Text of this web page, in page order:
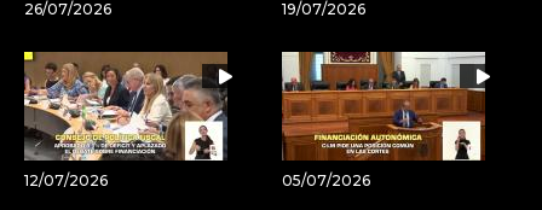
26/07/2026 19/07/2026
12/07/2026 05/07/2026